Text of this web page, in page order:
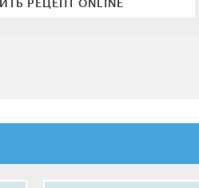
РЕЦЕПТ ONLINE